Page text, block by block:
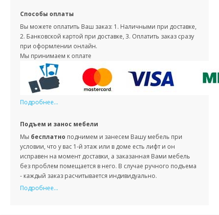
Способы оплаты
Вы можете оплатить Ваш заказ: 1. Наличными при доставке,
2. Банковской картой при доставке, 3. Оплатить заказ сразу
при оформлении онлайн.
Мы принимаем к оплате
Подробнее...
Подъем и занос мебели
Мы бесплатно поднимем и занесем Вашу мебель при
условии, что у вас 1-й этаж или в доме есть лифт и он
исправен на момент доставки, а заказанная Вами мебель
без проблем помещается в него. В случае ручного подъема
- каждый заказ расчитывается индивидуально.
Подробнее...